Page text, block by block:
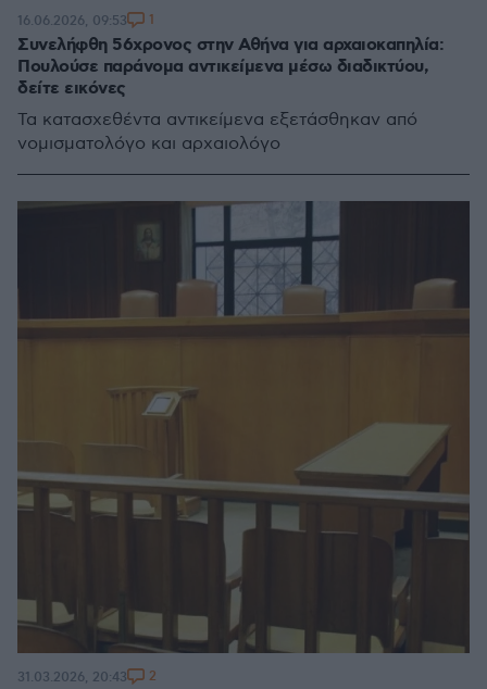
Συνελήφθη 56χρονος στην Αθήνα για αρχαιοκαπηλία:
Πουλούσε παράνομα αντικείμενα μέσω διαδικτύου,
δείτε εικόνες
Τα κατασχεθέντα αντικείμενα εξετάσθηκαν από
νομισματολόγο και αρχαιολόγο
16.06.2026, 09:53 1
31.03.2026, 20:43 2